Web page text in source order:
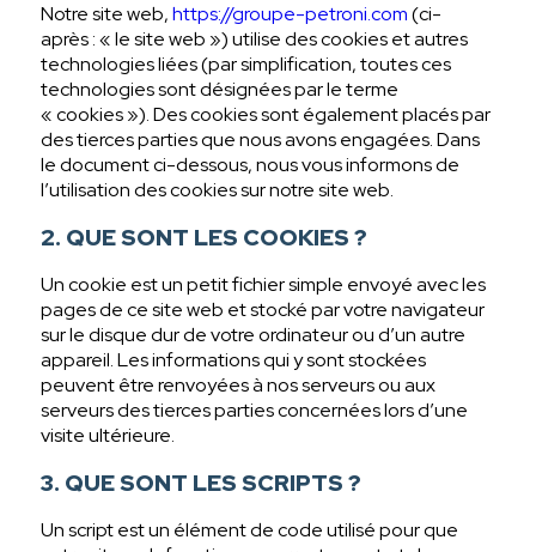
Notre site web,https://groupe-petroni.com(ci-
après : « le site web ») utilise des cookies et autres
technologies liées (par simplification, toutes ces
technologies sont désignées par le terme
« cookies »). Des cookies sont également placés par
des tierces parties que nous avons engagées. Dans
le document ci-dessous, nous vous informons de
l’utilisation des cookies sur notre site web.
2. QUE SONT LES COOKIES ?
Un cookie est un petit fichier simple envoyé avec les
pages de ce site web et stocké par votre navigateur
sur le disque dur de votre ordinateur ou d’un autre
appareil. Les informations qui y sont stockées
peuvent être renvoyées à nos serveurs ou aux
serveurs des tierces parties concernées lors d’une
visite ultérieure.
3. QUE SONT LES SCRIPTS ?
Un script est un élément de code utilisé pour que